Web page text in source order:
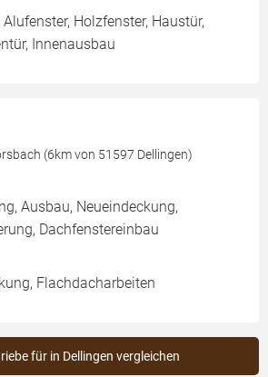
Holzfenster, Haustür,
Innenausbau
(6km von 51597 Dellingen)
Ausbau, Neueindeckung,
Dachfenstereinbau
Flachdacharbeiten
für in Dellingen vergleichen